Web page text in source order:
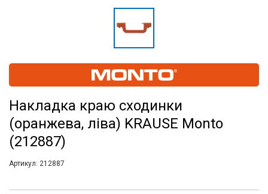
Накладка краю сходинки
(оранжева, ліва) KRAUSE Monto
(212887)
Артикул: 212887